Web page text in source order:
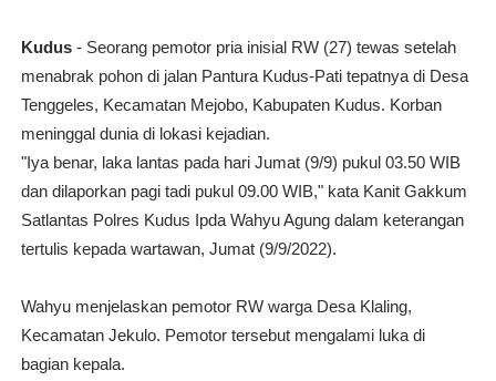
Kudus- Seorang pemotor pria inisial RW (27) tewas setelah
menabrak pohon di jalan Pantura Kudus-Pati tepatnya di Desa
Tenggeles, Kecamatan Mejobo, Kabupaten Kudus. Korban
meninggal dunia di lokasi kejadian.
"Iya benar, laka lantas pada hari Jumat (9/9) pukul 03.50 WIB
dan dilaporkan pagi tadi pukul 09.00 WIB," kata Kanit Gakkum
Satlantas Polres Kudus Ipda Wahyu Agung dalam keterangan
tertulis kepada wartawan, Jumat (9/9/2022).
Wahyu menjelaskan pemotor RW warga Desa Klaling,
Kecamatan Jekulo. Pemotor tersebut mengalami luka di
bagian kepala.